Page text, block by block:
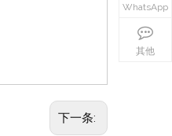
下一条:
WhatsApp
其他